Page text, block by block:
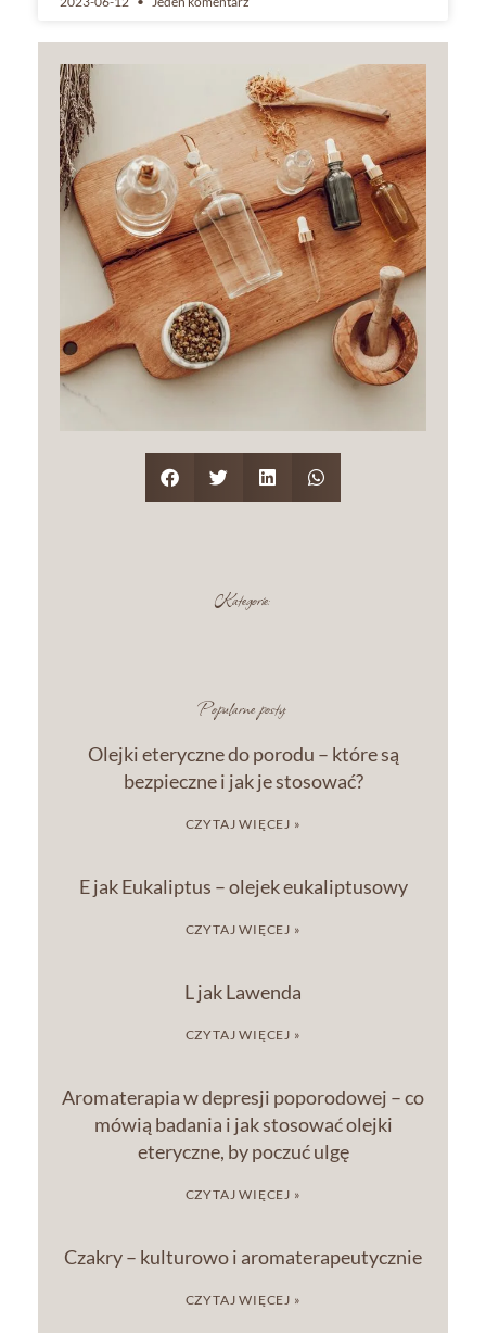
Kategorie:
Popularne posty:
Olejki eteryczne do porodu – które są
bezpieczne i jak je stosować?
CZYTAJ WIĘCEJ »
E jak Eukaliptus – olejek eukaliptusowy
CZYTAJ WIĘCEJ »
L jak Lawenda
CZYTAJ WIĘCEJ »
Aromaterapia w depresji poporodowej – co
mówią badania i jak stosować olejki
eteryczne, by poczuć ulgę
CZYTAJ WIĘCEJ »
Czakry – kulturowo i aromaterapeutycznie
CZYTAJ WIĘCEJ »